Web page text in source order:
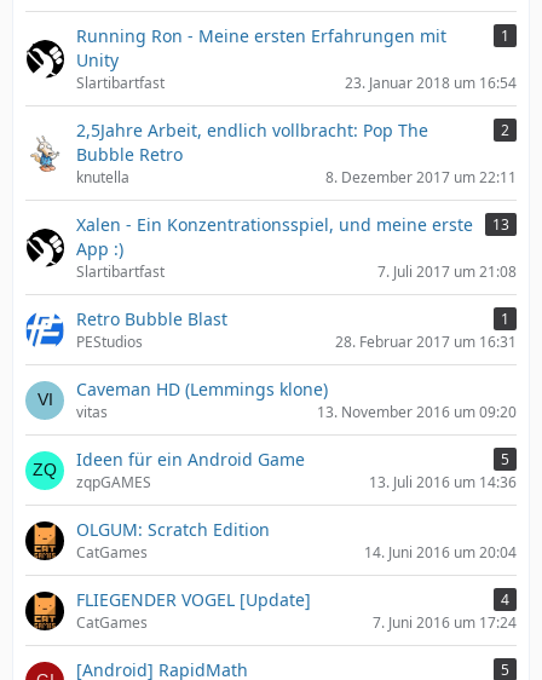
Running Ron - Meine ersten Erfahrungen mit
Unity
1
Slartibartfast 23. Januar 2018 um 16:54
2,5Jahre Arbeit, endlich vollbracht: Pop The
Bubble Retro
2
knutella 8. Dezember 2017 um 22:11
Xalen - Ein Konzentrationsspiel, und meine erste
App :)
13
Slartibartfast 7. Juli 2017 um 21:08
Retro Bubble Blast
1
PEStudios
28. Februar 2017 um 16:31
Caveman HD (Lemmings klone)
vitas 13. November 2016 um 09:20
Ideen für ein Android Game
5
zqpGAMES
13. Juli 2016 um 14:36
OLGUM: Scratch Edition
CatGames 14. Juni 2016 um 20:04
FLIEGENDER VOGEL [Update]
4
CatGames
7. Juni 2016 um 17:24
[Android] RapidMath
5